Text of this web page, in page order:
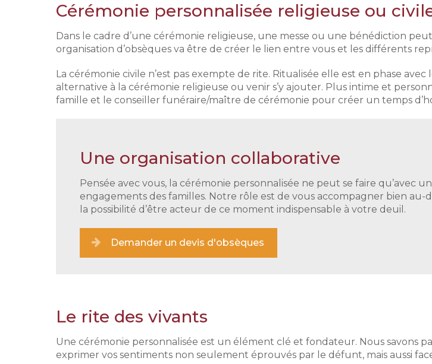
Cérémonie personnalisée religieuse ou
Dans le cadre d’une cérémonie religieuse, une messe ou une bénédiction
organisation d’obsèques va être de créer le lien entre vous et les différents
La cérémonie civile n’est pas exempte de rite. Ritualisée elle est en phase
alternative à la cérémonie religieuse ou venir s’y ajouter. Plus intime et
famille et le conseiller funéraire/maître de cérémonie pour créer un temps
Une organisation collaborative
Pensée avec vous, la cérémonie personnalisée ne peut se faire qu’avec
engagements des familles. Notre rôle est de vous accompagner bien
la possibilité d’être acteur de ce moment indispensable à votre deuil.
Demander un devis d'obsèques
Le rite des vivants
Une cérémonie personnalisée est un élément clé et fondateur. Nous savons
exprimer vos sentiments non seulement éprouvés par le défunt, mais aussi